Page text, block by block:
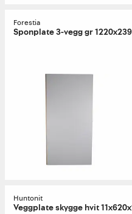
Forestia
Sponplate 3-vegg gr
Huntonit
Veggplate skygge hvit